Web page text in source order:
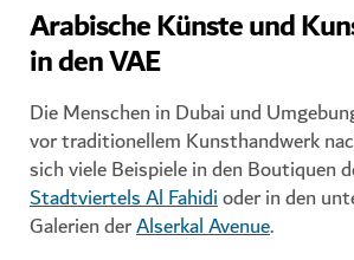
Arabische Künste und
in den VAE
Die Menschen in Dubai und
vor traditionellem Kunsthandwerk
sich viele Beispiele in den Boutiquen
Stadtviertels Al Fahidioder in den
Galerien derAlserkal Avenue.